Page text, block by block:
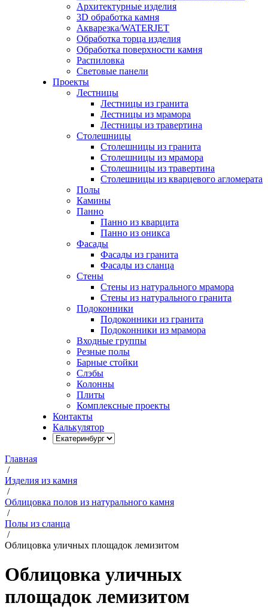
Архитектурные изделия
3D обработка камня
Акварезка/WATERJET
Обработка торца изделия
Обработка поверхности камня
Распиловка
Световые панели
Проекты
Лестницы
Лестницы из гранита
Лестницы из мрамора
Лестницы из травертина
Столешницы
Столешницы из гранита
Столешницы из мрамора
Столешницы из травертина
Столешницы из кварцевого агломерата
Полы
Камины
Панно
Панно из кварцита
Панно из оникса
Фасады
Фасады из гранита
Фасады из сланца
Стены
Стены из натурального мрамора
Стены из натурального гранита
Подоконники
Подоконники из гранита
Подоконники из мрамора
Входные группы
Резные полы
Барные стойки
Слэбы
Колонны
Плиты
Комплексные проекты
Контакты
Калькулятор
Главная
/
Изделия из камня
/
Облицовка полов из натурального камня
/
Полы из сланца
/
Облицовка уличных площадок лемизитом
Облицовка уличных
площадок лемизитом